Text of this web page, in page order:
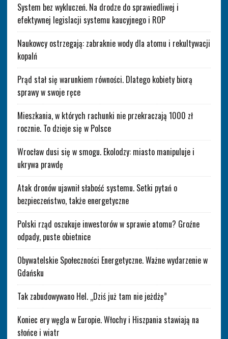
System bez wykluczeń. Na drodze do sprawiedliwej i
efektywnej legislacji systemu kaucyjnego i ROP
Naukowcy ostrzegają: zabraknie wody dla atomu i rekultywacji
kopalń
Prąd stał się warunkiem równości. Dlatego kobiety biorą
sprawy w swoje ręce
Mieszkania, w których rachunki nie przekraczają 1000 zł
rocznie. To dzieje się w Polsce
Wrocław dusi się w smogu. Ekolodzy: miasto manipuluje i
ukrywa prawdę
Atak dronów ujawnił słabość systemu. Setki pytań o
bezpieczeństwo, także energetyczne
Polski rząd oszukuje inwestorów w sprawie atomu? Groźne
odpady, puste obietnice
Obywatelskie Społeczności Energetyczne. Ważne wydarzenie w
Gdańsku
Tak zabudowywano Hel. „Dziś już tam nie jeżdżę”
Koniec ery węgla w Europie. Włochy i Hiszpania stawiają na
słońce i wiatr